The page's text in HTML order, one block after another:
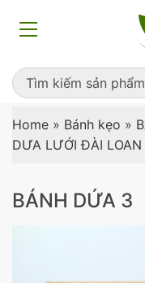
Home » Bánh kẹo »
DƯA LƯỚI ĐÀI LOAN
BÁNH DỨA 3